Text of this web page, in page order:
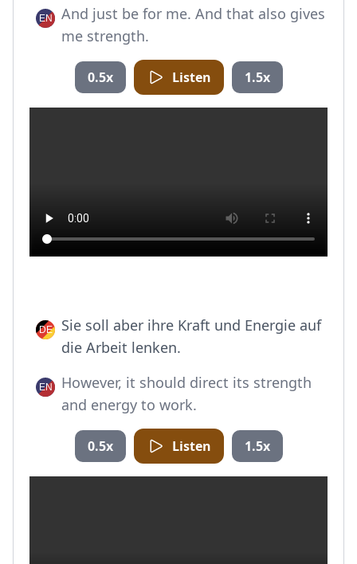
And just be for me. And that also gives
me strength.
0.5x Listen 1.5x
Sie soll aber ihre Kraft und Energie auf
die Arbeit lenken.
However, it should direct its strength
and energy to work.
0.5x Listen 1.5x